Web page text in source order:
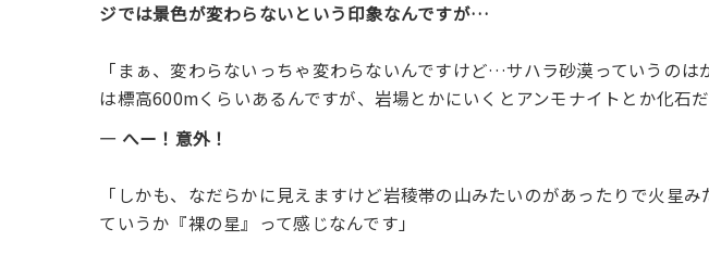
ジでは景色が変わらないという印象なんですが…
「まぁ、変わらないっちゃ変わらないんですけど…サハラ砂漠っていうのは
は標高600mくらいあるんですが、岩場とかにいくとアンモナイトとか化石だ
― へー！意外！
「しかも、なだらかに見えますけど岩稜帯の山みたいのがあったりで火星
ていうか『裸の星』って感じなんです」